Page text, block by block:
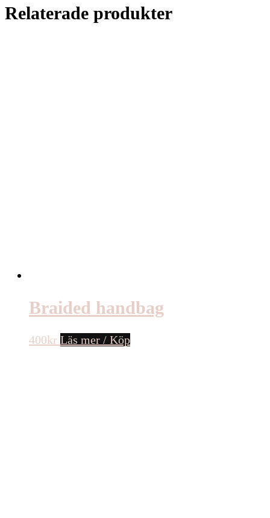
Relaterade produkter
Braided handbag
400kr Läs mer / Köp